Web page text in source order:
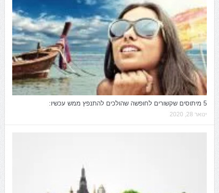
5 מיתוסים שקשורים לחופשה שהולכים להתנפץ ממש עכשיו:
ינואר 28, 2020